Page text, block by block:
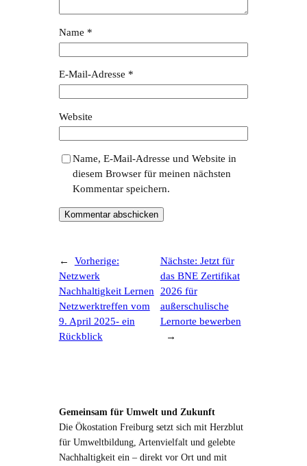
Name *
E-Mail-Adresse *
Website
Name, E-Mail-Adresse und Website in
diesem Browser für meinen nächsten
Kommentar speichern.
←
Vorherige:
Netzwerk
Nachhaltigkeit Lernen
Netzwerktreffen vom
9. April 2025- ein
Rückblick
Nächste: Jetzt für
das BNE Zertifikat
2026 für
außerschulische
Lernorte bewerben
→
Gemeinsam für Umwelt und Zukunft
Die Ökostation Freiburg setzt sich mit Herzblut
für Umweltbildung, Artenvielfalt und gelebte
Nachhaltigkeit ein – direkt vor Ort und mit